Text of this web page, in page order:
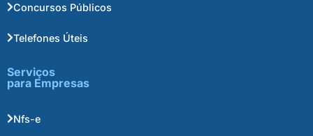
Concursos Públicos
Telefones Úteis
Serviços
para Empresas
Nfs-e